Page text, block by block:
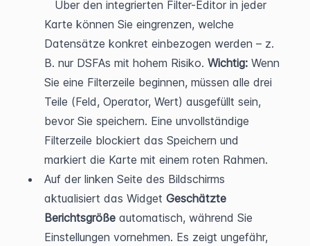
Karte können Sie eingrenzen, welche
Datensätze konkret einbezogen werden – z.
B. nur DSFAs mit hohem Risiko. Wichtig: Wenn
Sie eine Filterzeile beginnen, müssen alle drei
Teile (Feld, Operator, Wert) ausgefüllt sein,
bevor Sie speichern. Eine unvollständige
Filterzeile blockiert das Speichern und
markiert die Karte mit einem roten Rahmen.
Auf der linken Seite des Bildschirms
aktualisiert das Widget Geschätzte
Berichtsgröße automatisch, während Sie
Einstellungen vornehmen. Es zeigt ungefähr,